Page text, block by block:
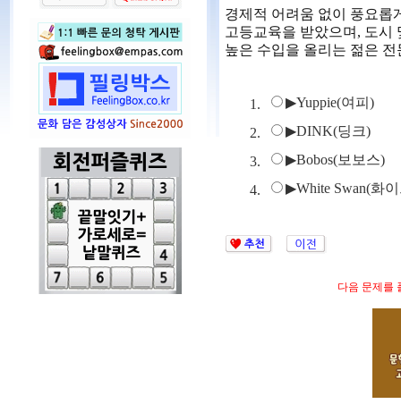
경제적 어려움 없이 풍요롭
고등교육을 받았으며, 도시
높은 수입을 올리는 젊은
1.
▶Yuppie(여피)
2.
▶DINK(딩크)
3.
▶Bobos(보보스)
4.
▶White Swan(화
다음 문제를